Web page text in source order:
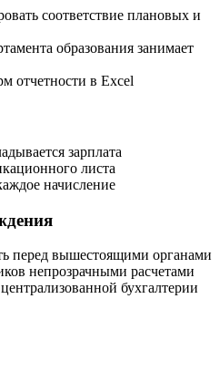
соответствие плановых и
образования занимает
отчетности в Excel
зарплата
листа
начисление
перед вышестоящими органами
непрозрачными расчетами
бухгалтерии